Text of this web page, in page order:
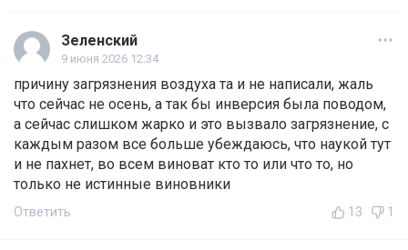
Зеленский
9 июня 2026 12:34
причину загрязнения воздуха та и не написали, жаль
что сейчас не осень, а так бы инверсия была поводом,
а сейчас слишком жарко и это вызвало загрязнение, с
каждым разом все больше убеждаюсь, что наукой тут
и не пахнет, во всем виноват кто то или что то, но
только не истинные виновники
Ответить 13 1